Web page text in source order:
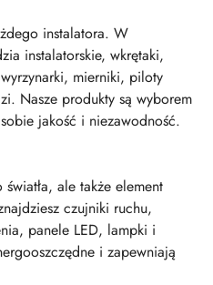
instalatora. W
instalatorskie, wkrętaki,
mierniki, piloty
Nasze produkty są wyborem
jakość i niezawodność.
ale także element
czujniki ruchu,
panele LED, lampki i
i zapewniają